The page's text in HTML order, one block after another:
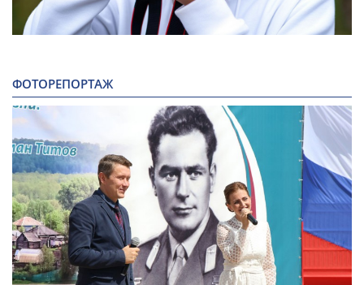
ФОТОРЕПОРТАЖ